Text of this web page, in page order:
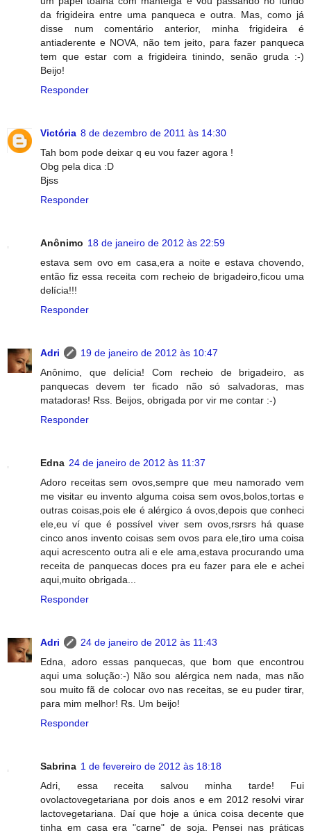
da frigideira entre uma panqueca e outra. Mas, como já
disse num comentário anterior, minha frigideira é
antiaderente e NOVA, não tem jeito, para fazer panqueca
tem que estar com a frigideira tinindo, senão gruda :-)
Beijo!
Responder
Victória 8 de dezembro de 2011 às 14:30
Tah bom pode deixar q eu vou fazer agora !
Obg pela dica :D
Bjss
Responder
Anônimo 18 de janeiro de 2012 às 22:59
estava sem ovo em casa,era a noite e estava chovendo,
então fiz essa receita com recheio de brigadeiro,ficou uma
delícia!!!
Responder
Adri
19 de janeiro de 2012 às 10:47
Anônimo, que delícia! Com recheio de brigadeiro, as
panquecas devem ter ficado não só salvadoras, mas
matadoras! Rss. Beijos, obrigada por vir me contar :-)
Responder
Edna 24 de janeiro de 2012 às 11:37
Adoro receitas sem ovos,sempre que meu namorado vem
me visitar eu invento alguma coisa sem ovos,bolos,tortas e
outras coisas,pois ele é alérgico á ovos,depois que conheci
ele,eu ví que é possível viver sem ovos,rsrsrs há quase
cinco anos invento coisas sem ovos para ele,tiro uma coisa
aqui acrescento outra ali e ele ama,estava procurando uma
receita de panquecas doces pra eu fazer para ele e achei
aqui,muito obrigada...
Responder
Adri
24 de janeiro de 2012 às 11:43
Edna, adoro essas panquecas, que bom que encontrou
aqui uma solução:-) Não sou alérgica nem nada, mas não
sou muito fã de colocar ovo nas receitas, se eu puder tirar,
para mim melhor! Rs. Um beijo!
Responder
Sabrina 1 de fevereiro de 2012 às 18:18
Adri, essa receita salvou minha tarde! Fui
ovolactovegetariana por dois anos e em 2012 resolvi virar
lactovegetariana. Daí que hoje a única coisa decente que
tinha em casa era "carne" de soja. Pensei nas práticas